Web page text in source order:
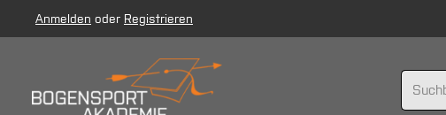
Hauptinhalt springen
Zur Suche springen
Zur Hauptnavigation springen
Anmelden oder Registrieren